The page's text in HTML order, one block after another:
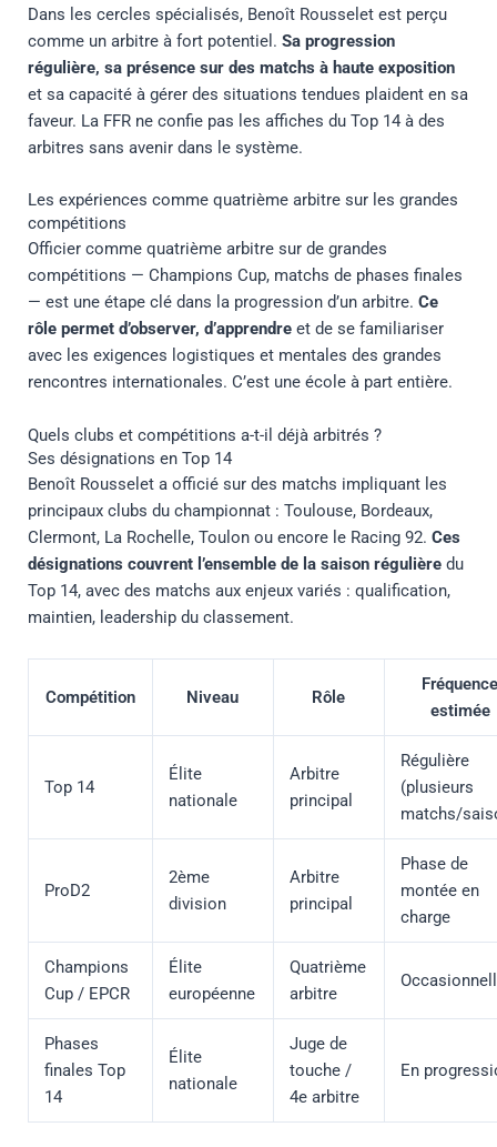
Dans les cercles spécialisés, Benoît Rousselet est perçu
comme un arbitre à fort potentiel. Sa progression
régulière, sa présence sur des matchs à haute exposition
et sa capacité à gérer des situations tendues plaident en sa
faveur. La FFR ne confie pas les affiches du Top 14 à des
arbitres sans avenir dans le système.
Les expériences comme quatrième arbitre sur les grandes
compétitions
Officier comme quatrième arbitre sur de grandes
compétitions — Champions Cup, matchs de phases finales
— est une étape clé dans la progression d’un arbitre. Ce
rôle permet d’observer, d’apprendreet de se familiariser
avec les exigences logistiques et mentales des grandes
rencontres internationales. C’est une école à part entière.
Quels clubs et compétitions a-t-il déjà arbitrés ?
Ses désignations en Top 14
Benoît Rousselet a officié sur des matchs impliquant les
principaux clubs du championnat : Toulouse, Bordeaux,
Clermont, La Rochelle, Toulon ou encore le Racing 92. Ces
désignations couvrent l’ensemble de la saison régulièredu
Top 14, avec des matchs aux enjeux variés : qualification,
maintien, leadership du classement.
Compétition Niveau Rôle
estimée
Top 14
Élite
nationale
Arbitre
principal
Régulière
(plusieurs
matchs/
ProD2
2ème
division
Arbitre
principal
Phase de
montée en
charge
Champions
Cup / EPCR
Élite
européenne
Quatrième
arbitre
Phases
finales Top
14
Élite
nationale
Juge de
touche /
4e arbitre
En